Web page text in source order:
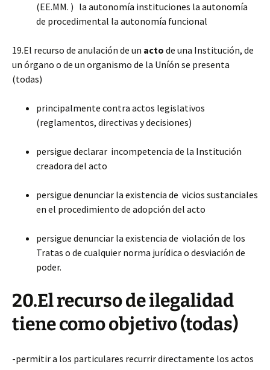
(EE.MM. ) la autonomía instituciones la autonomía
de procedimental la autonomía funcional
19.El recurso de anulación de un acto de una Institución, de
un órgano o de un organismo de la Uníón se presenta
(todas)
principalmente contra actos legislativos
(reglamentos, directivas y decisiones)
persigue declarar incompetencia de la Institución
creadora del acto
persigue denunciar la existencia de vicios sustanciales
en el procedimiento de adopción del acto
persigue denunciar la existencia de violación de los
Tratas o de cualquier norma jurídica o desviación de
poder.
20.El recurso de ilegalidad
tiene como objetivo (todas)
-permitir a los particulares recurrir directamente los actos